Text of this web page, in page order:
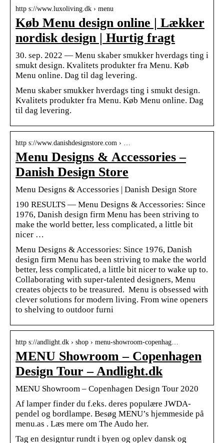
http s://www.luxoliving.dk › menu
Køb Menu design online | Lækker
nordisk design | Hurtig fragt
30. sep. 2022 — Menu skaber smukker hverdags ting i
smukt design. Kvalitets produkter fra Menu. Køb
Menu online. Dag til dag levering.
Menu skaber smukker hverdags ting i smukt design.
Kvalitets produkter fra Menu. Køb Menu online. Dag
til dag levering.
http s://www.danishdesignstore.com › …
Menu Designs & Accessories –
Danish Design Store
Menu Designs & Accessories | Danish Design Store
190 RESULTS — Menu Designs & Accessories: Since
1976, Danish design firm Menu has been striving to
make the world better, less complicated, a little bit
nicer …
Menu Designs & Accessories: Since 1976, Danish
design firm Menu has been striving to make the world
better, less complicated, a little bit nicer to wake up to.
Collaborating with super-talented designers, Menu
creates objects to be treasured. Menu is obsessed with
clever solutions for modern living. From wine openers
to shelving to outdoor furni
http s://andlight.dk › shop › menu-showroom-copenhag…
MENU Showroom – Copenhagen
Design Tour – Andlight.dk
MENU Showroom – Copenhagen Design Tour 2020
Af lamper finder du f.eks. deres populære JWDA-
pendel og bordlampe. Besøg MENU’s hjemmeside på
menu.as . Læs mere om The Audo her.
Tag en designtur rundt i byen og oplev dansk og